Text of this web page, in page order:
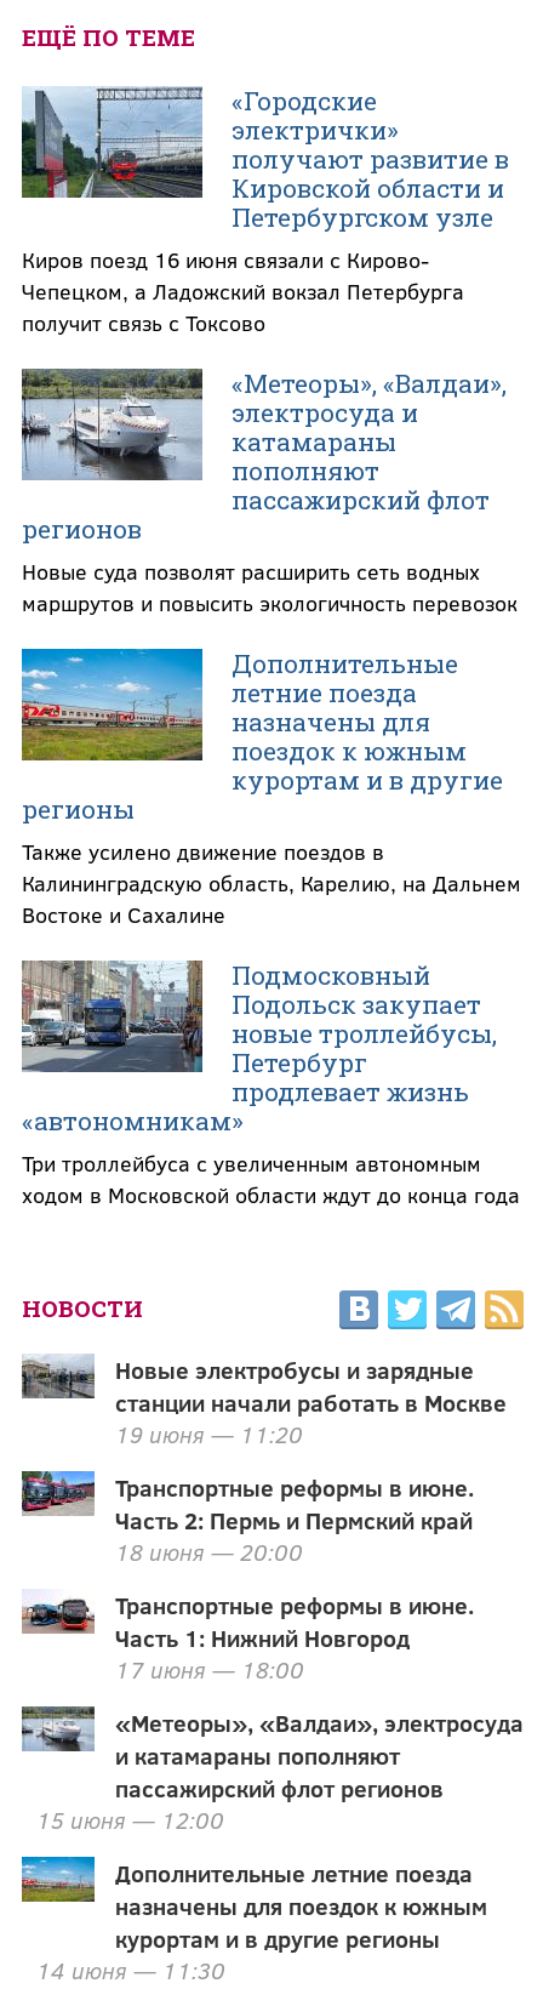
ЕЩЁ ПО ТЕМЕ
«Городские
электрички»
получают развитие в
Кировской области и
Петербургском узле
Киров поезд 16 июня связали с Кирово-
Чепецком, а Ладожский вокзал Петербурга
получит связь с Токсово
«Метеоры», «Валдаи»,
электросуда и
катамараны
пополняют
пассажирский флот
регионов
Новые суда позволят расширить сеть водных
маршрутов и повысить экологичность перевозок
Дополнительные
летние поезда
назначены для
поездок к южным
курортам и в другие
регионы
Также усилено движение поездов в
Калининградскую область, Карелию, на Дальнем
Востоке и Сахалине
Подмосковный
Подольск закупает
новые троллейбусы,
Петербург
продлевает жизнь
«автономникам»
Три троллейбуса с увеличенным автономным
ходом в Московской области ждут до конца года
НОВОСТИ
Новые электробусы и зарядные
станции начали работать в Москве
19 июня — 11:20
Транспортные реформы в июне.
Часть 2: Пермь и Пермский край
18 июня — 20:00
Транспортные реформы в июне.
Часть 1: Нижний Новгород
17 июня — 18:00
«Метеоры», «Валдаи», электросуда
и катамараны пополняют
пассажирский флот регионов
15 июня — 12:00
Дополнительные летние поезда
назначены для поездок к южным
курортам и в другие регионы
14 июня — 11:30